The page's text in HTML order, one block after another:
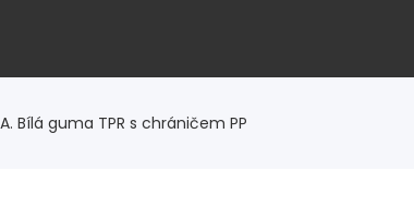
Bílá guma TPR s chráničem PP